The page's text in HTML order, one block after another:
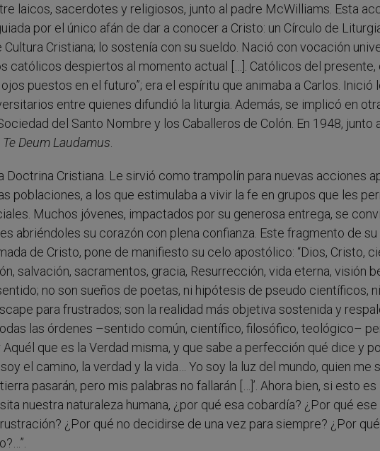
laicos, sacerdotes y religiosos, junto al padre McWilliams. Esta
por el único afán de dar a conocer a Cristo: un Círculo de
Cristiana; lo sostenía con su sueldo. Nació con vocación
católicos despiertos al momento actual […]. Católicos del presente,
puestos en el futuro”; era el espíritu que animaba a Carlos. Inició
entre quienes difundió la liturgia. Además, se implicó en
del Santo Nombre y los Caballeros de Colón. En 1948, junto
Te Deum Laudamus
Doctrina Cristiana. Le sirvió como trampolín para nuevas acciones
poblaciones, a los que estimulaba a vivir la fe en grupos que les
Muchos jóvenes, impactados por su generosa entrega, se
abriéndoles su corazón con plena confianza. Este fragmento de
de Cristo, pone de manifiesto su celo apostólico: “Dios, Cristo,
salvación, sacramentos, gracia, Resurrección, vida eterna, visión
no son sueños de poetas, ni hipótesis de pseudo científicos, ni
para frustrados; son la realidad más objetiva sostenida y
las órdenes –sentido común, científico, filosófico, teológico–
que es la Verdad misma, y que sabe a perfección qué dice y
el camino, la verdad y la vida… Yo soy la luz del mundo, quien me
pasarán, pero mis palabras no fallarán […]’. Ahora bien, si esto es
nuestra naturaleza humana, ¿por qué esa cobardía? ¿Por qué
¿Por qué no decidirse de una vez para siempre? ¿Por